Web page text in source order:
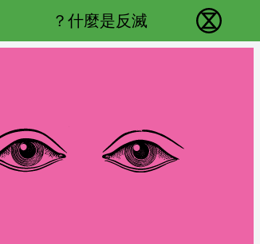
反抗滅絕 - Home
什麼是反滅？